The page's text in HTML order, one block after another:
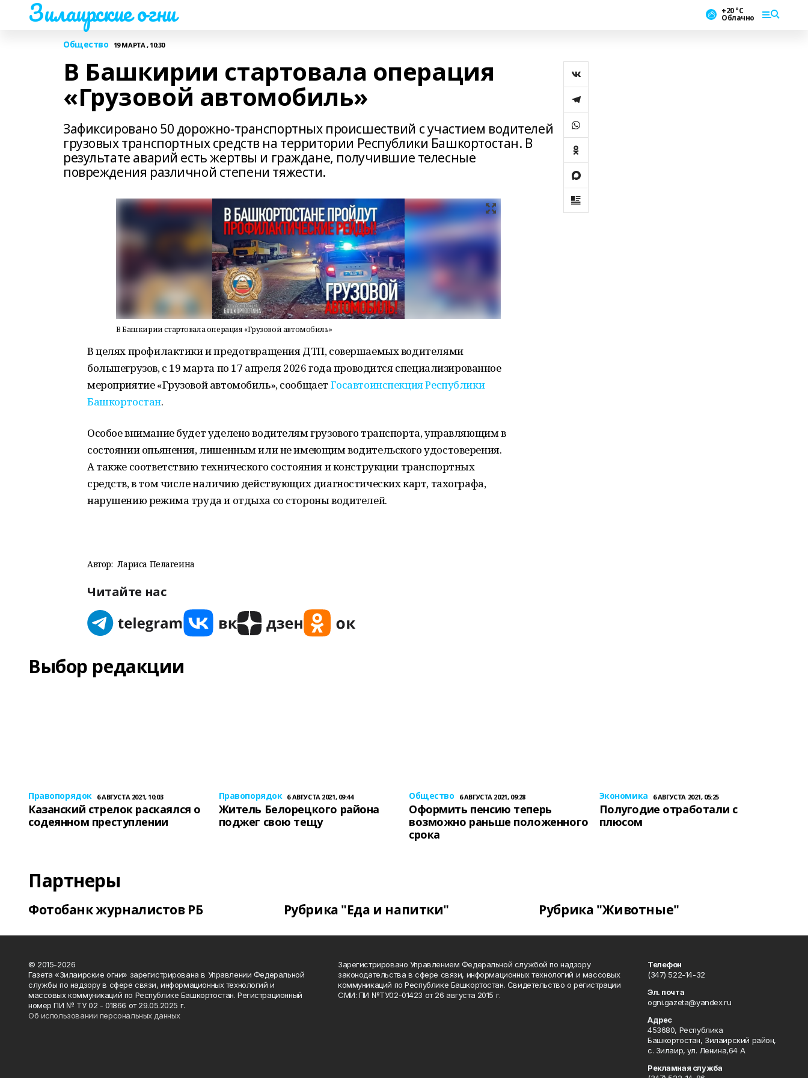
Зилаирские огни +20 °С
Облачно
Общество 19 МАРТА , 10:30
В Башкирии стартовала операция
«Грузовой автомобиль»
Зафиксировано 50 дорожно-транспортных происшествий с участием водителей
грузовых транспортных средств на территории Республики Башкортостан. В
результате аварий есть жертвы и граждане, получившие телесные
повреждения различной степени тяжести.
В Башкирии стартовала операция «Грузовой автомобиль»
В целях профилактики и предотвращения ДТП, совершаемых водителями
большегрузов, с 19 марта по 17 апреля 2026 года проводится специализированное
мероприятие «Грузовой автомобиль», сообщает Госавтоинспекция Республики
Башкортостан.
Особое внимание будет уделено водителям грузового транспорта, управляющим в
состоянии опьянения, лишенным или не имеющим водительского удостоверения.
А также соответствию технического состояния и конструкции транспортных
средств, в том числе наличию действующих диагностических карт, тахографа,
нарушению режима труда и отдыха со стороны водителей.
Автор: Лариса Пелагеина
Читайте нас
Выбор редакции
Правопорядок 6 АВГУСТА 2021, 10:03
Казанский стрелок раскаялся о
содеянном преступлении
Правопорядок 6 АВГУСТА 2021, 09:44
Житель Белорецкого района
поджег свою тещу
Общество 6 АВГУСТА 2021, 09:28
Оформить пенсию теперь
возможно раньше положенного
срока
Экономика 6 АВГУСТА 2021, 05:25
Полугодие отработали с
плюсом
Партнеры
Фотобанк журналистов РБ Рубрика "Еда и напитки" Рубрика "Животные"
© 2015-2026
Газета «Зилаирские огни» зарегистрирована в Управлении Федеральной
службы по надзору в сфере связи, информационных технологий и
массовых коммуникаций по Республике Башкортостан. Регистрационный
номер ПИ № ТУ 02 - 01866 от 29.05.2025 г.
Об использовании персональных данных
Зарегистрировано Управлением Федеральной службой по надзору
законодательства в сфере связи, информационных технологий и массовых
коммуникаций по Республике Башкортостан. Свидетельство о регистрации
СМИ: ПИ №ТУ02-01423 от 26 августа 2015 г.
Телефон
(347) 522-14-32
Эл. почта
ogni.gazeta@yandex.ru
Адрес
453680, Республика
Башкортостан, Зилаирский район,
с. Зилаир, ул. Ленина,64 А
Рекламная служба